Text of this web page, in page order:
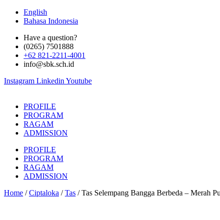
Skip
English
Bahasa Indonesia
Have a question?
(0265) 7501888
+62 821-2211-4001
info@sbk.sch.id
Instagram Linkedin Youtube
PROFILE
PROGRAM
RAGAM
ADMISSION
PROFILE
PROGRAM
RAGAM
ADMISSION
Home /Ciptaloka /Tas / Tas Selempang Bangga Berbeda – Merah